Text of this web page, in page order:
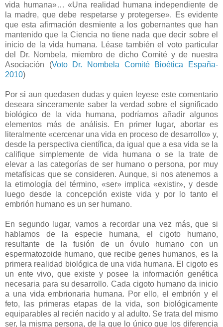
vida humana»… «Una realidad humana independiente de
la madre, que debe respetarse y protegerse». Es evidente
que esta afirmación desmiente a los gobernantes que han
mantenido que la Ciencia no tiene nada que decir sobre el
inicio de la vida humana. Léase también el voto particular
del Dr. Nombela, miembro de dicho Comité y de nuestra
Asociación (Voto Dr. Nombela Comité Bioética España-
2010)
Por si aun quedasen dudas y quien leyese este comentario
deseara sinceramente saber la verdad sobre el significado
biológico de la vida humana, podríamos añadir algunos
elementos más de análisis. En primer lugar, abortar es
literalmente «cercenar una vida en proceso de desarrollo» y,
desde la perspectiva científica, da igual que a esa vida se la
califique simplemente de vida humana o se la trate de
elevar a las categorías de ser humano o persona, por muy
metafísicas que se consideren. Aunque, si nos atenemos a
la etimología del término, «ser» implica «existir», y desde
luego desde la concepción existe vida y por lo tanto el
embrión humano es un ser humano.
En segundo lugar, vamos a recordar una vez más, que si
hablamos de la especie humana, el cigoto humano,
resultante de la fusión de un óvulo humano con un
espermatozoide humano, que recibe genes humanos, es la
primera realidad biológica de una vida humana. El cigoto es
un ente vivo, que existe y posee la información genética
necesaria para su desarrollo. Cada cigoto humano da inicio
a una vida embrionaria humana. Por ello, el embrión y el
feto, las primeras etapas de la vida, son biológicamente
equiparables al recién nacido y al adulto. Se trata del mismo
ser, la misma persona, de la que lo único que los diferencia